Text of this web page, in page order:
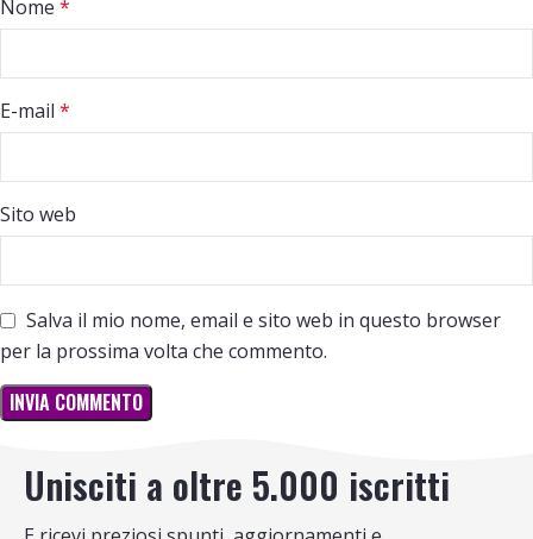
Nome *
E-mail *
Sito web
Salva il mio nome, email e sito web in questo browser
per la prossima volta che commento.
Unisciti a oltre 5.000 iscritti